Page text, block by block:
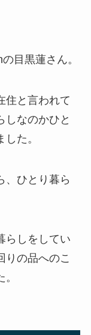
目黒蓮さん。
住と言われて
しなのかひと
た。
、ひとり暮ら
らしをしてい
りの品へのこ